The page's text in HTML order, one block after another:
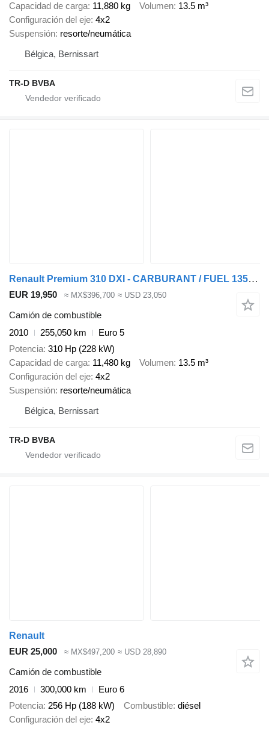
Capacidad de carga 11,880 kg Volumen 13.5 m³
Configuración del eje 4x2
Suspensión resorte/neumática
Bélgica, Bernissart
TR-D BVBA
Renault Premium 310 DXI - CARBURANT / FUEL 13500L - 4 COMP
EUR 19,950 ≈ MX$396,700 ≈ USD 23,050
Camión de combustible
2010
255,050 km
Euro 5
Potencia 310 Hp (228 kW)
Capacidad de carga 11,480 kg Volumen 13.5 m³
Configuración del eje 4x2
Suspensión resorte/neumática
Bélgica, Bernissart
TR-D BVBA
Renault
EUR 25,000
≈ MX$497,200 ≈ USD 28,890
Camión de combustible
2016
300,000 km
Euro 6
Potencia 256 Hp (188 kW) Combustible diésel
Configuración del eje 4x2